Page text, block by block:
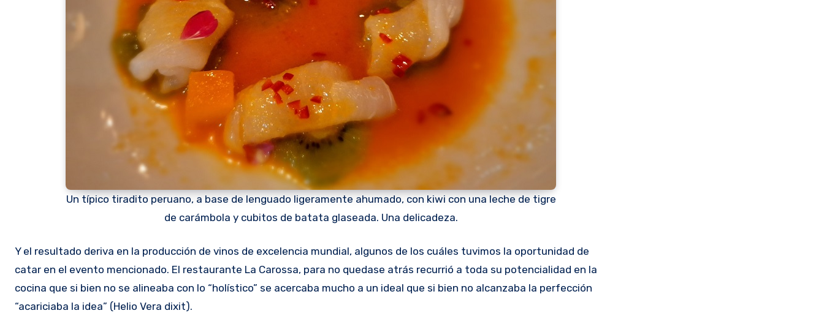
Un típico tiradito peruano, a base de lenguado ligeramente ahumado, con kiwi con una leche de tigre
de carámbola y cubitos de batata glaseada. Una delicadeza.
Y el resultado deriva en la producción de vinos de excelencia mundial, algunos de los cuáles tuvimos la oportunidad de
catar en el evento mencionado. El restaurante La Carossa, para no quedase atrás recurrió a toda su potencialidad en la
cocina que si bien no se alineaba con lo “holístico” se acercaba mucho a un ideal que si bien no alcanzaba la perfección
“acariciaba la idea” (Helio Vera dixit).